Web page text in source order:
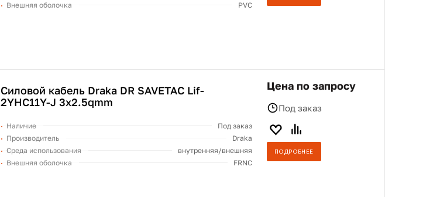
Внешняя оболочка
PVC
Силовой кабель Draka DR SAVETAC Lif-
2YHC11Y-J 3x2.5qmm
Наличие
Под заказ
Производитель
Draka
Среда использования
внутренняя/внешняя
Внешняя оболочка
FRNC
Цена по запросу
Под заказ
ПОДРОБНЕЕ